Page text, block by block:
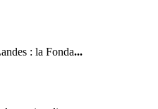
: la Fonda...